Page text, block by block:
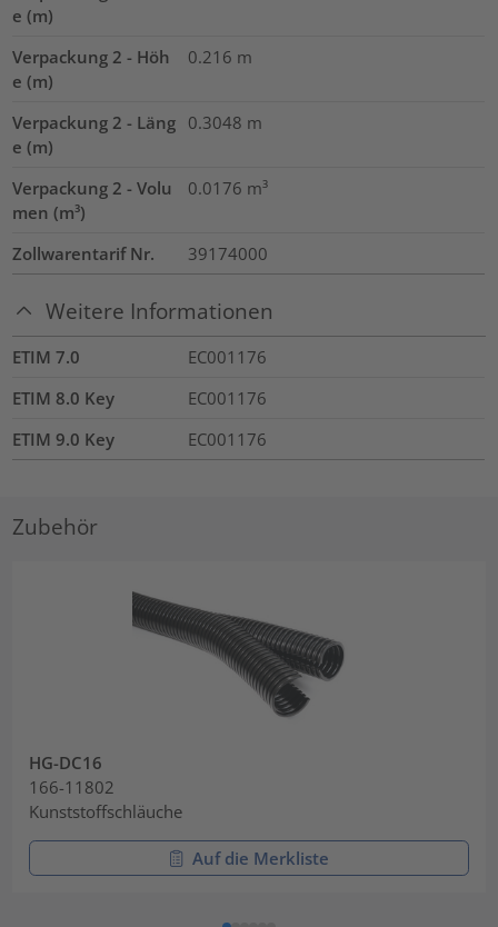
e (m)
Verpackung 2 - Höh
e (m)
0.216 m
Verpackung 2 - Läng
e (m)
0.3048 m
Verpackung 2 - Volu
men (m³)
0.0176 m³
Zollwarentarif Nr. 39174000
Weitere Informationen
ETIM 7.0
EC001176
ETIM 8.0 Key
EC001176
ETIM 9.0 Key
EC001176
Zubehör
HG-DC16
166-11802
Kunststoffschläuche
Auf die Merkliste